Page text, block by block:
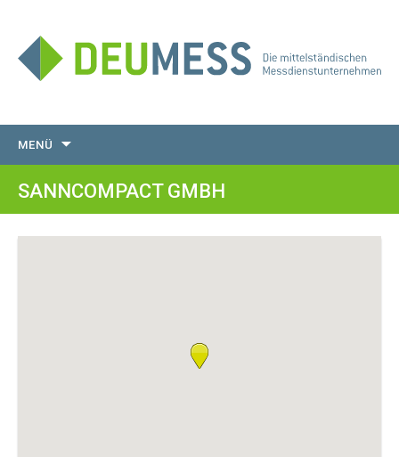
MENÜ
SANNCOMPACT GMBH